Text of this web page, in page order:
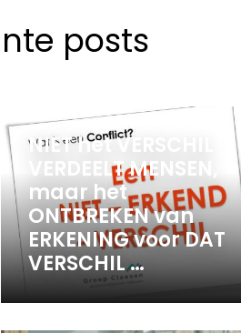
posts
NIET het VERSCHIL
VERDEELT MENSEN,
maar het
ONTBREKEN van
ERKENING voor DAT
VERSCHIL …